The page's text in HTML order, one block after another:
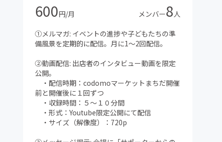
600円/月 メンバー8 人
①メルマガ: イベントの進捗や子どもたちの準
備風景を定期的に配信。月に1〜2回配信。
②動画配信: 出店者のインタビュー動画を限定
公開。
・配信時期：codomoマーケットまちだ開催
前と開催後に１回ずつ
・収録時間：５〜１０分間
・形式：Youtube限定公開にて配信
・サイズ（解像度）：720p